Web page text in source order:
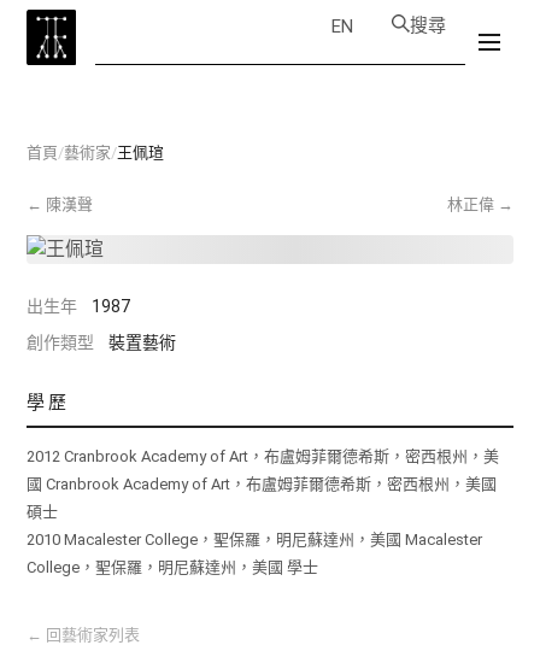
EN 搜尋
首頁/藝術家/王佩瑄
← 陳漢聲 林正偉→
出生年
1987
創作類型
裝置藝術
學歷
2012 Cranbrook Academy of Art，布盧姆菲爾德希斯，密西根州，美
國 Cranbrook Academy of Art，布盧姆菲爾德希斯，密西根州，美國
碩士
2010 Macalester College，聖保羅，明尼蘇達州，美國 Macalester
College，聖保羅，明尼蘇達州，美國 學士
← 回藝術家列表